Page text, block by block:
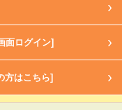
面ログイン]
方はこちら]